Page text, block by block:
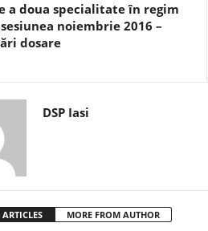
a doua specialitate în regim
noiembrie 2016 –
dosare
DSP Iasi
ARTICLES MORE FROM AUTHOR